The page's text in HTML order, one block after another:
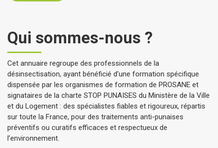
Qui sommes-nous ?
Cet annuaire regroupe des professionnels de la
désinsectisation, ayant bénéficié d’une formation spécifique
dispensée par les organismes de formation de PROSANE et
signataires de la charte STOP PUNAISES du Ministère de la Ville
et du Logement : des spécialistes fiables et rigoureux, répartis
sur toute la France, pour des traitements anti-punaises
préventifs ou curatifs efficaces et respectueux de
l’environnement.